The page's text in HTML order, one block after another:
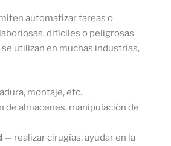
automatizar tareas o
difíciles o peligrosas
se utilizan en muchas industrias,
montaje, etc.
de almacenes, manipulación de
— realizar cirugías, ayudar en la